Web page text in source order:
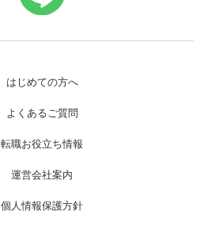
はじめての方へ
よくあるご質問
転職お役立ち情報
運営会社案内
個人情報保護方針